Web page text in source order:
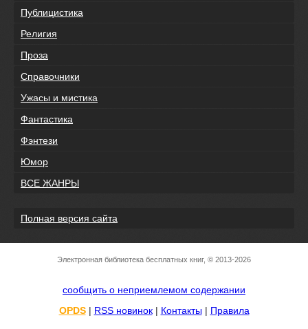
Публицистика
Религия
Проза
Справочники
Ужасы и мистика
Фантастика
Фэнтези
Юмор
ВСЕ ЖАНРЫ
Полная версия сайта
Электронная библиотека бесплатных книг, © 2013-2026
сообщить о неприемлемом содержании
OPDS| RSS новинок| Контакты| Правила